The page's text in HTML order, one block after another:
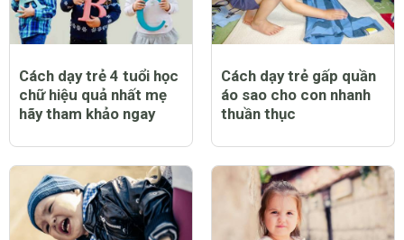
Cách dạy trẻ 4 tuổi học
chữ hiệu quả nhất mẹ
hãy tham khảo ngay
Cách dạy trẻ gấp quần
áo sao cho con nhanh
thuần thục